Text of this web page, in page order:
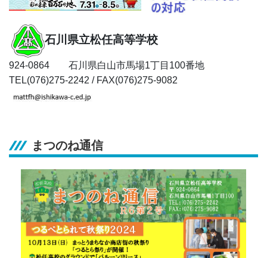
石川県立松任高等学校
924-0864 石川県白山市馬場1丁目100番地
TEL(076)275-2242 / FAX(076)275-9082
まつのね通信